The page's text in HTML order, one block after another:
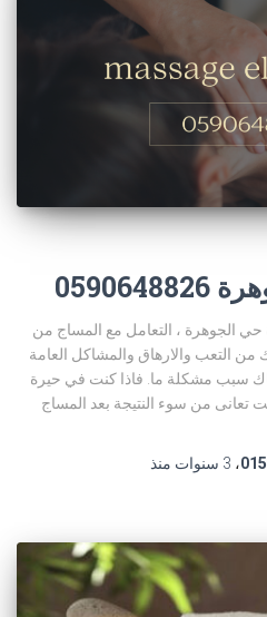
الجوهرة ، التعامل مع المساج من
من التعب والارهاق والمشاكل العامة
سبب مشكلة ما. فاذا كنت في حيرة
تعانى من سوء النتيجة بعد المساج
، 3 سنوات منذ